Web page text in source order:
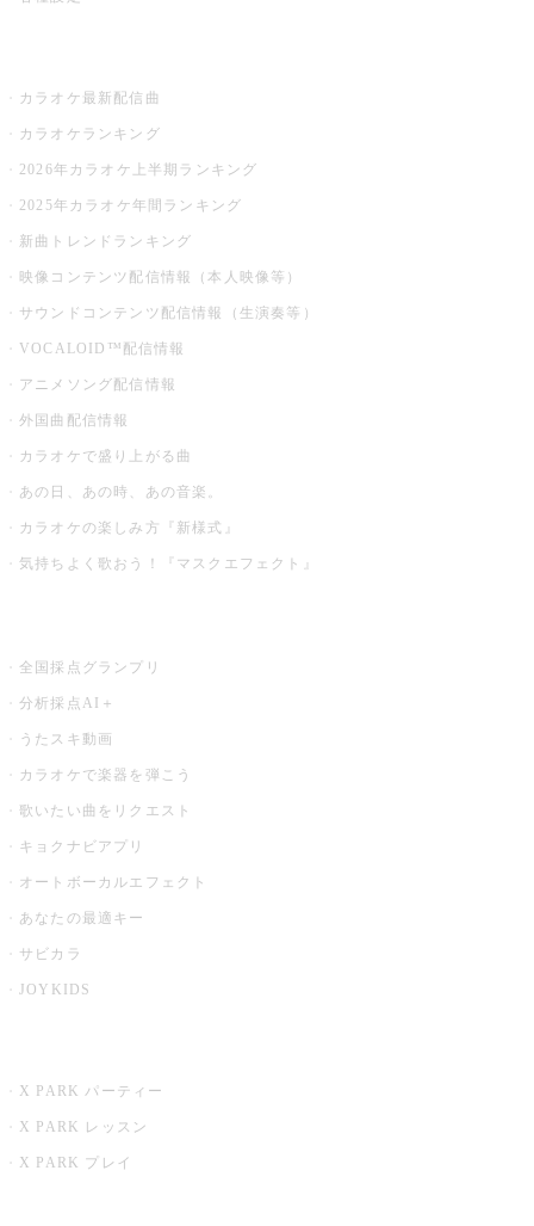
カラオケ最新配信曲
カラオケランキング
2026年カラオケ上半期ランキング
2025年カラオケ年間ランキング
新曲トレンドランキング
映像コンテンツ配信情報（本人映像等）
サウンドコンテンツ配信情報（生演奏等）
VOCALOID™配信情報
アニメソング配信情報
外国曲配信情報
カラオケで盛り上がる曲
あの日、あの時、あの音楽。
カラオケの楽しみ方『新様式』
気持ちよく歌おう！『マスクエフェクト』
全国採点グランプリ
分析採点AI＋
うたスキ動画
カラオケで楽器を弾こう
歌いたい曲をリクエスト
キョクナビアプリ
オートボーカルエフェクト
あなたの最適キー
サビカラ
JOYKIDS
X PARK パーティー
X PARK レッスン
X PARK プレイ